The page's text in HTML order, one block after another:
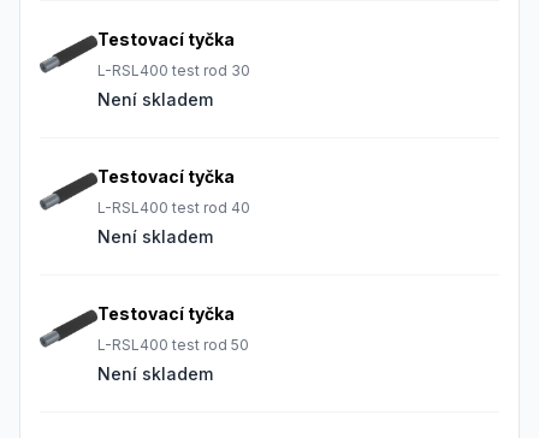
Testovací tyčka
L-RSL400 test rod 30
Není skladem
Testovací tyčka
L-RSL400 test rod 40
Není skladem
Testovací tyčka
L-RSL400 test rod 50
Není skladem